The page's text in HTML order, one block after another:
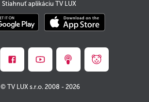
Stiahnuť aplikáciu TV LUX
© TV LUX s.r.o. 2008 - 2026